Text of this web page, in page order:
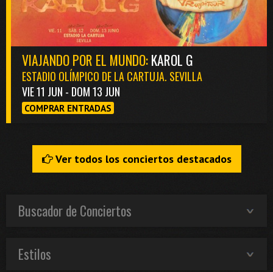
VIAJANDO POR EL MUNDO:KAROL G
ESTADIO OLÍMPICO DE LA CARTUJA. SEVILLA
VIE 11 JUN - DOM 13 JUN
COMPRAR ENTRADAS
Ver todos los conciertos destacados
Buscador de Conciertos
Estilos